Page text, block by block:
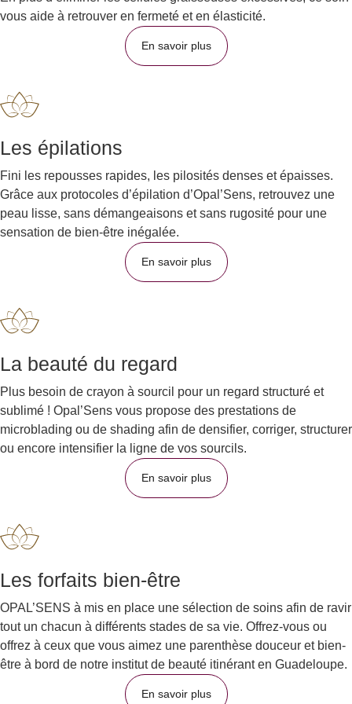
vous aide à retrouver en fermeté et en élasticité.
En savoir plus
Les épilations
Fini les repousses rapides, les pilosités denses et épaisses.
Grâce aux protocoles d’épilation d’Opal’Sens, retrouvez une
peau lisse, sans démangeaisons et sans rugosité pour une
sensation de bien-être inégalée.
En savoir plus
La beauté du regard
Plus besoin de crayon à sourcil pour un regard structuré et
sublimé ! Opal’Sens vous propose des prestations de
microblading ou de shading afin de densifier, corriger, structurer
ou encore intensifier la ligne de vos sourcils.
En savoir plus
Les forfaits bien-être
OPAL’SENS à mis en place une sélection de soins afin de ravir
tout un chacun à différents stades de sa vie. Offrez-vous ou
offrez à ceux que vous aimez une parenthèse douceur et bien-
être à bord de notre institut de beauté itinérant en Guadeloupe.
En savoir plus